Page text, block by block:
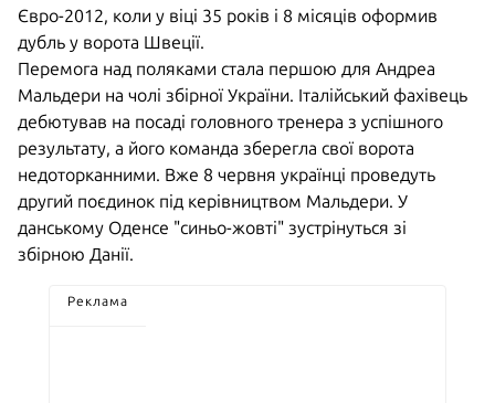
Євро-2012, коли у віці 35 років і 8 місяців оформив
дубль у ворота Швеції.
Перемога над поляками стала першою для Андреа
Мальдери на чолі збірної України. Італійський фахівець
дебютував на посаді головного тренера з успішного
результату, а його команда зберегла свої ворота
недоторканними. Вже 8 червня українці проведуть
другий поєдинок під керівництвом Мальдери. У
данському Оденсе "синьо-жовті" зустрінуться зі
збірною Данії.
Реклама